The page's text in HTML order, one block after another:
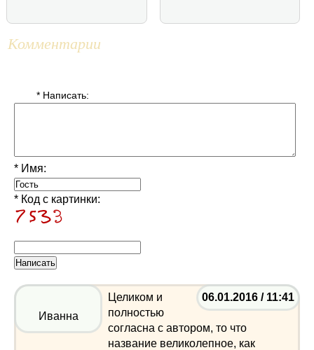
Комментарии
* Написать:
* Имя:
* Код с картинки:
06.01.2016 / 11:41
Иванна
Целиком и
полностью
согласна с автором, то что
название великолепное, как